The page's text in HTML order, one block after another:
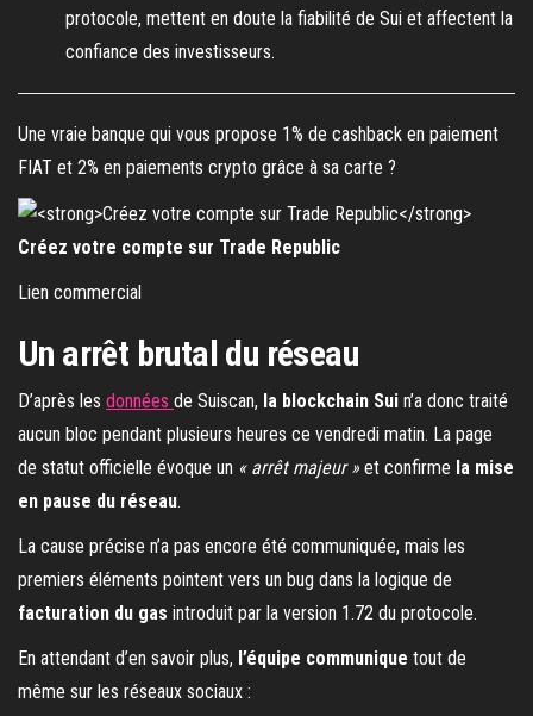
protocole, mettent en doute la fiabilité de Sui et affectent la
confiance des investisseurs.
Une vraie banque qui vous propose 1% de cashback en paiement
FIAT et 2% en paiements crypto grâce à sa carte ?
Créez votre compte sur Trade Republic
Lien commercial
Un arrêt brutal du réseau
D’après les données de Suiscan, la blockchain Sui n’a donc traité
aucun bloc pendant plusieurs heures ce vendredi matin. La page
de statut officielle évoque un « arrêt majeur »et confirme la mise
en pause du réseau.
La cause précise n’a pas encore été communiquée, mais les
premiers éléments pointent vers un bug dans la logique de
facturation du gas introduit par la version 1.72 du protocole.
En attendant d’en savoir plus, l’équipe communique tout de
même sur les réseaux sociaux :